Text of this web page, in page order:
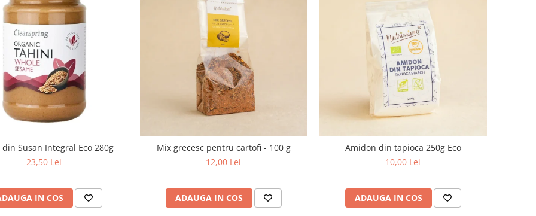
Susan Integral Eco 280g
23,50 Lei
IN COS
Mix grecesc pentru cartofi - 100 g
12,00 Lei
ADAUGA IN COS
Amidon din tapioca 250g Eco
10,00 Lei
ADAUGA IN COS